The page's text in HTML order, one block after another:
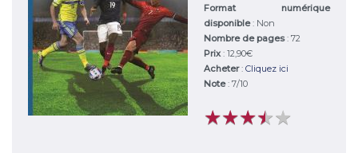
Format numérique
disponible: Non
Nombre de pages: 72
Prix: 12,90€
Acheter: Cliquez ici
Note: 7/10
★★★★★
★★★★★